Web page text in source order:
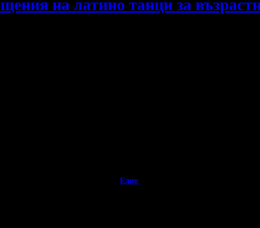
на латино танци за
Едно